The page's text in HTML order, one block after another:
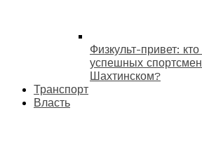
Физкульт-привет:
успешных
Шахтинском?
Транспорт
Власть